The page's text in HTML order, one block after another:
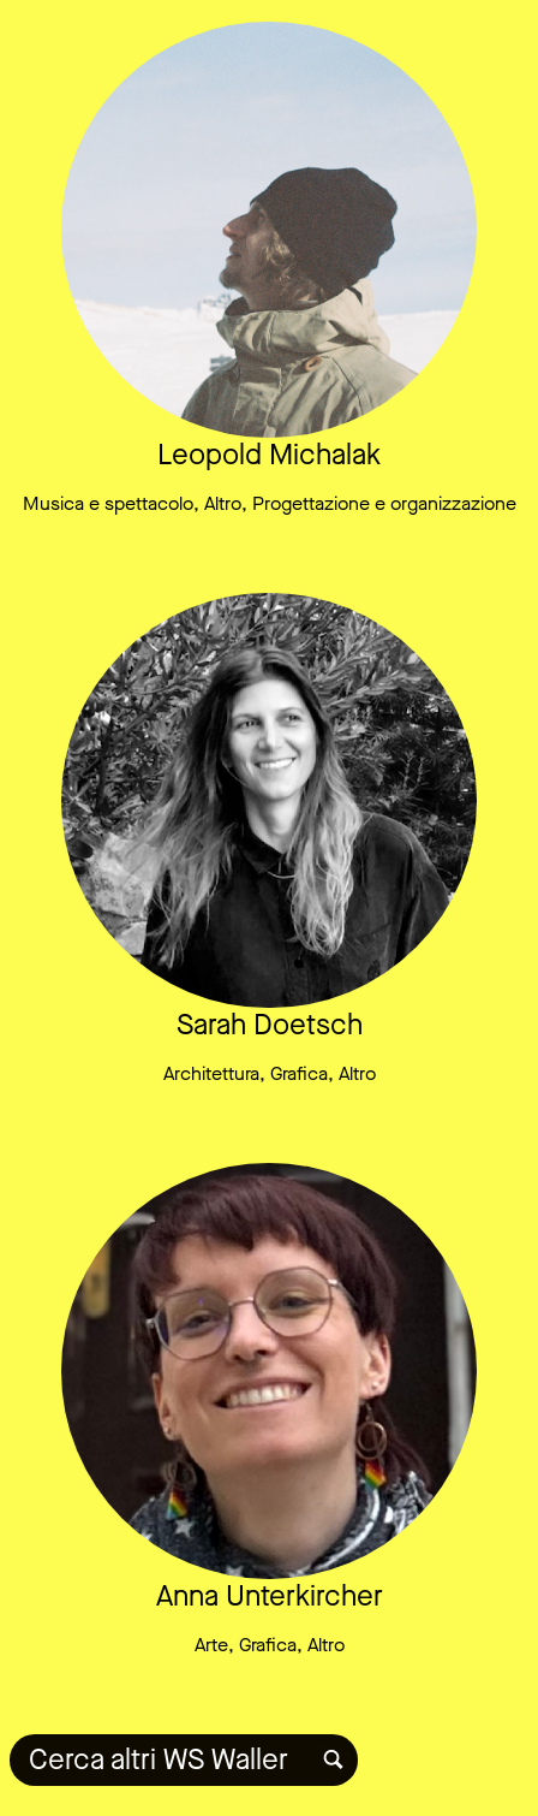
Leopold Michalak
Musica e spettacolo, Altro, Progettazione e organizzazione
Sarah Doetsch
Architettura, Grafica, Altro
Anna Unterkircher
Arte, Grafica, Altro
Cerca altri WS Waller